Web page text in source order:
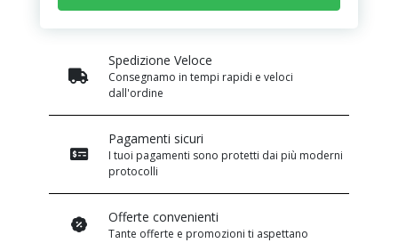
Spedizione Veloce
Consegnamo in tempi rapidi e veloci
dall'ordine
Pagamenti sicuri
I tuoi pagamenti sono protetti dai più moderni
protocolli
Offerte convenienti
Tante offerte e promozioni ti aspettano